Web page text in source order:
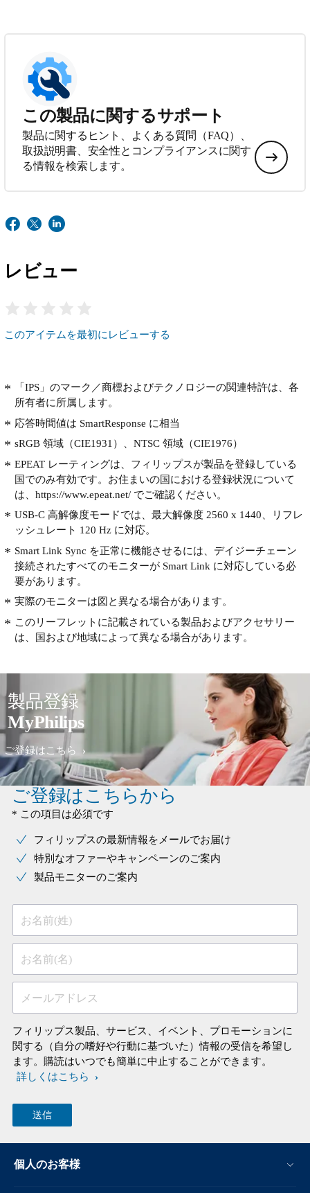
この製品に関するサポート
製品に関するヒント、よくある質問（FAQ）、
取扱説明書、安全性とコンプライアンスに関す
る情報を検索します。
レビュー
このアイテムを最初にレビューする
「IPS」のマーク／商標およびテクノロジーの関連特許は、各
所有者に所属します。
応答時間値は SmartResponse に相当
sRGB 領域（CIE1931）、NTSC 領域（CIE1976）
EPEAT レーティングは、フィリップスが製品を登録している
国でのみ有効です。お住まいの国における登録状況について
は、https://www.epeat.net/ でご確認ください。
USB-C 高解像度モードでは、最大解像度 2560 x 1440、リフレ
ッシュレート 120 Hz に対応。
Smart Link Sync を正常に機能させるには、デイジーチェーン
接続されたすべてのモニターが Smart Link に対応している必
要があります。
実際のモニターは図と異なる場合があります。
このリーフレットに記載されている製品およびアクセサリー
は、国および地域によって異なる場合があります。
製品登録
MyPhilips
ご登録はこちら
ご登録はこちらから
* この項目は必須です
フィリップスの最新情報をメールでお届け
特別なオファーやキャンペーンのご案内
製品モニターのご案内
お名前(姓)
お名前(名)
メールアドレス
フィリップス製品、サービス、イベント、プロモーションに
関する（自分の嗜好や行動に基づいた）情報の受信を希望し
ます。購読はいつでも簡単に中止することができます。
詳しくはこちら
個人のお客様